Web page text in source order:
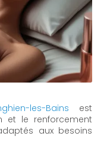
les-Bains est
et le renforcement
aux besoins